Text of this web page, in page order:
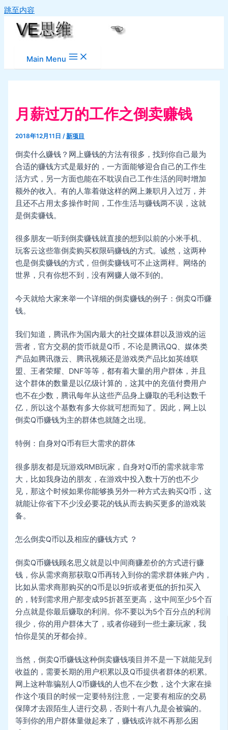
跳至内容
Main Menu
月薪过万的工作之倒卖赚钱
2018年12月11日/新项目
倒卖什么赚钱？网上赚钱的方法有很多，找到你自己最为
合适的赚钱方式是最好的，一方面能够迎合自己的工作生
活方式，另一方面也能在不耽误自己工作生活的同时增加
额外的收入。有的人靠着做这样的网上兼职月入过万，并
且还不占用太多操作时间，工作生活与赚钱两不误，这就
是倒卖赚钱。
很多朋友一听到倒卖赚钱就直接的想到以前的小米手机、
玩客云这些靠倒卖购买权限码赚钱的方式。诚然，这两种
也是倒卖赚钱的方式，但倒卖赚钱可不止这两样。网络的
世界，只有你想不到，没有网赚人做不到的。
今天就给大家来举一个详细的倒卖赚钱的例子：倒卖Q币赚
钱。
我们知道，腾讯作为国内最大的社交媒体群以及游戏的运
营者，官方交易的货币就是Q币，不论是腾讯QQ、媒体类
产品如腾讯微云、腾讯视频还是游戏类产品比如英雄联
盟、王者荣耀、DNF等等，都有着大量的用户群体，并且
这个群体的数量是以亿级计算的，这其中的充值付费用户
也不在少数，腾讯每年从这些产品身上赚取的毛利达数千
亿，所以这个基数有多大你就可想而知了。因此，网上以
倒卖Q币赚钱为主的群体也就随之出现。
特例：自身对Q币有巨大需求的群体
很多朋友都是玩游戏RMB玩家，自身对Q币的需求就非常
大，比如我身边的朋友，在游戏中投入数十万的也不少
见，那这个时候如果你能够换另外一种方式去购买Q币，这
就能让你省下不少没必要花的钱从而去购买更多的游戏装
备。
怎么倒卖Q币以及相应的赚钱方式 ？
倒卖Q币赚钱顾名思义就是以中间商赚差价的方式进行赚
钱，你从需求商那获取Q币再转入到你的需求群体账户内，
比如从需求商那购买的Q币是以9折或者更低的折扣买入
的，转到需求用户那变成95折甚至更高，这中间至少5个百
分点就是你最后赚取的利润。你不要以为5个百分点的利润
很少，你的用户群体大了，或者你碰到一些土豪玩家，我
怕你是笑的牙都会掉。
当然，倒卖Q币赚钱这种倒卖赚钱项目并不是一下就能见到
收益的，需要长期的用户积累以及Q币提供者群体的积累。
网上这种靠骗别人Q币赚钱的人也不在少数，这个大家在操
作这个项目的时候一定要特别注意，一定要有相应的交易
保障才去跟陌生人进行交易，否则十有八九是会被骗的。
等到你的用户群体量做起来了，赚钱或许就不再那么困